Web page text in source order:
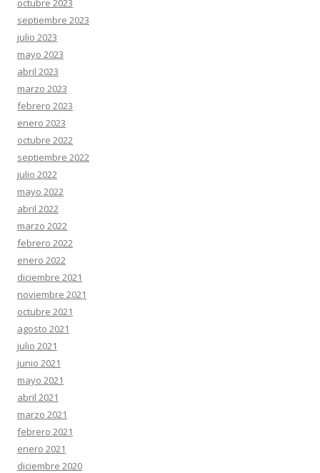
octubre 2023
septiembre 2023
julio 2023
mayo 2023
abril 2023
marzo 2023
febrero 2023
enero 2023
octubre 2022
septiembre 2022
julio 2022
mayo 2022
abril 2022
marzo 2022
febrero 2022
enero 2022
diciembre 2021
noviembre 2021
octubre 2021
agosto 2021
julio 2021
junio 2021
mayo 2021
abril 2021
marzo 2021
febrero 2021
enero 2021
diciembre 2020